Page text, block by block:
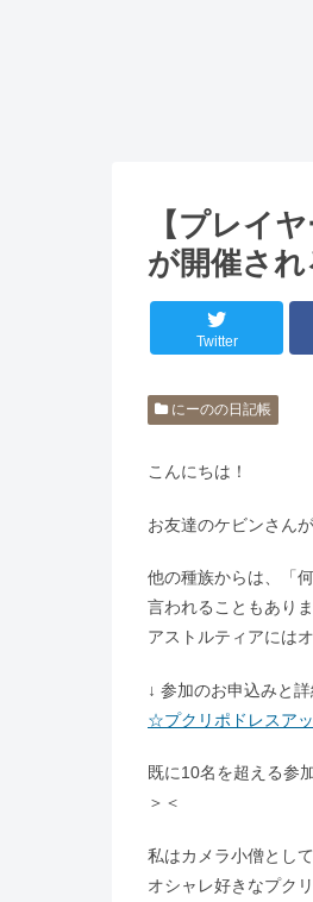
【プレイ
が開催され
Twitter
にーのの日記帳
こんにちは！
お友達のケビンさん
他の種族からは、「
言われることもあり
アストルティアには
↓ 参加のお申込みと
☆プクリポドレスア
既に10名を超える参
＞＜
私はカメラ小僧とし
オシャレ好きなプク